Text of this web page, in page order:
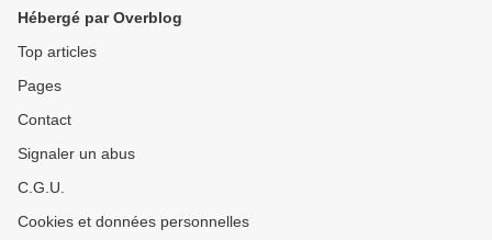
Hébergé par Overblog
Top articles
Pages
Contact
Signaler un abus
C.G.U.
Cookies et données personnelles